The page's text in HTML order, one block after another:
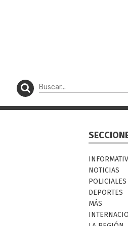
NOTICIAS
POLICIALES
DEPORTES
MÁS